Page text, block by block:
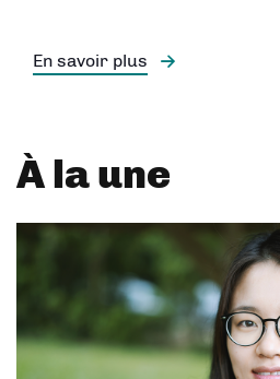
En savoir plus
À la une